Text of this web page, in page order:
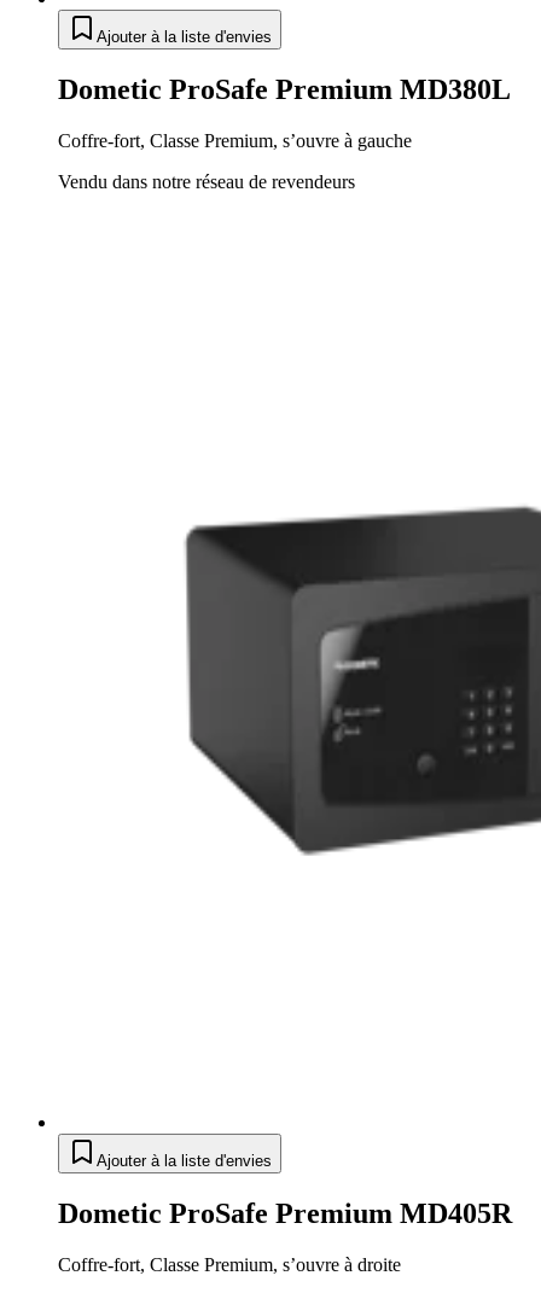
Ajouter à la liste d'envies
Dometic ProSafe Premium MD380L
Coffre-fort, Classe Premium, s’ouvre à gauche
Vendu dans notre réseau de revendeurs
Ajouter à la liste d'envies
Dometic ProSafe Premium MD405R
Coffre-fort, Classe Premium, s’ouvre à droite